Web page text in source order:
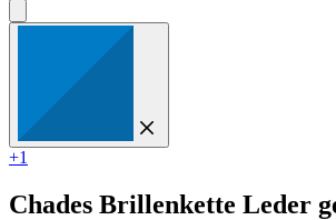
+1
Chades Brillenkette Leder